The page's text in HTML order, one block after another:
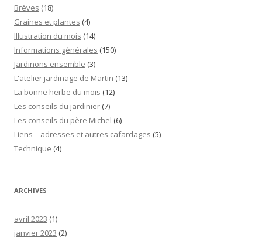
Brèves (18)
Graines et plantes (4)
Illustration du mois (14)
Informations générales (150)
Jardinons ensemble (3)
L'atelier jardinage de Martin (13)
La bonne herbe du mois (12)
Les conseils du jardinier (7)
Les conseils du père Michel (6)
Liens – adresses et autres cafardages (5)
Technique (4)
ARCHIVES
avril 2023 (1)
janvier 2023 (2)